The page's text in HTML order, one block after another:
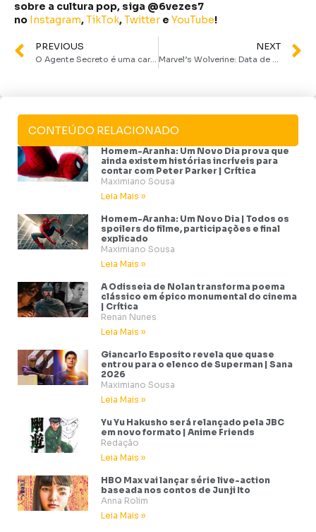
sobre a cultura pop, siga @6vezes7
no Instagram,TikTok,Twitter e YouTube!
PREVIOUS
O Agente Secreto é uma carta de amor de Kleber Mendonça Filho ao cinema | Crítica
NEXT
Marvel’s Wolverine: Data de estreia, história, jogabilidade e mais
CONTEÚDO RELACIONADO
Homem-Aranha: Um Novo Dia prova que
ainda existem histórias incríveis para
contar com Peter Parker | Crítica
Maximiano Sousa
Leia Mais »
Homem-Aranha: Um Novo Dia | Todos os
spoilers do filme, participações e final
explicado
Maximiano Sousa
Leia Mais »
A Odisseia de Nolan transforma poema
clássico em épico monumental do cinema
| Crítica
Renan Nunes
Leia Mais »
Giancarlo Esposito revela que quase
entrou para o elenco de Superman | Sana
2026
Maximiano Sousa
Leia Mais »
Yu Yu Hakusho será relançado pela JBC
em novo formato | Anime Friends
Redação
Leia Mais »
HBO Max vai lançar série live-action
baseada nos contos de Junji Ito
Anna Rolim
Leia Mais »